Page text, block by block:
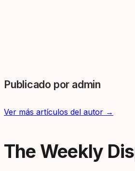
Publicado por admin
Ver más artículos del autor →
The Weekly